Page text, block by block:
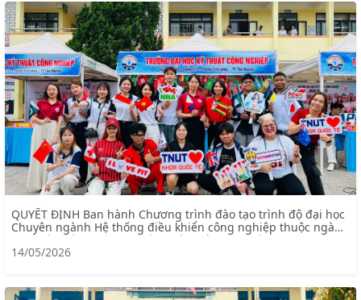
QUYẾT ĐỊNH Ban hành Chương trình đào tạo trình độ đại học
Chuyên ngành Hệ thống điều khiển công nghiệp thuộc ngành
Kỹ thuật điện – chương trình tiên tiến (mã ngành: 7905228)
14/05/2026